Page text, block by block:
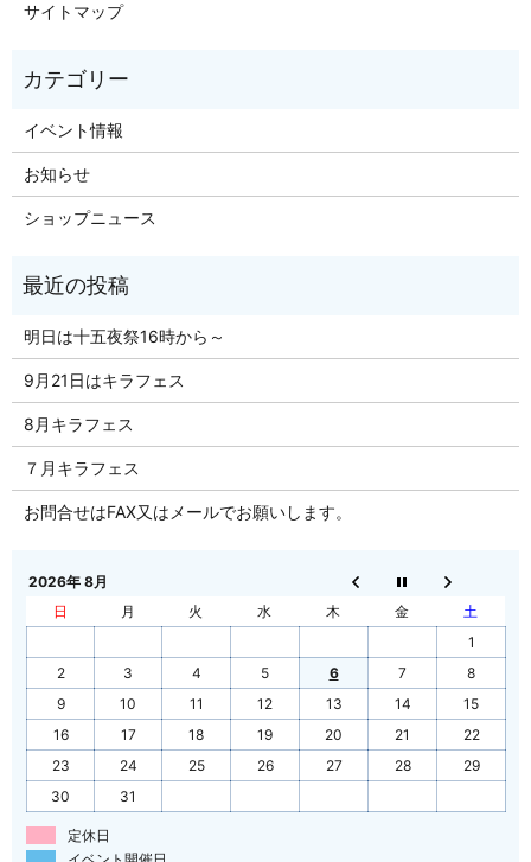
サイトマップ
イベント情報
お知らせ
ショップニュース
明日は十五夜祭16時から～
9月21日はキラフェス
8月キラフェス
７月キラフェス
お問合せはFAX又はメールでお願いします。
2026年 8月
日
月 火 水 木 金
土
1
2
3 4 5 6 7
8
9
10 11 12 13 14
15
16
17 18 19 20 21
22
23
24 25 26 27 28
29
30
31
定休日